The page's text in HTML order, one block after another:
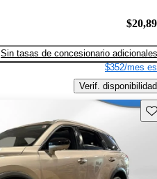
Sin tasas de concesionario adicionales
$352/mes
Verif. disponibilidad